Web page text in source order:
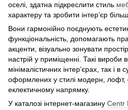
оселі, здатна підкреслити стиль
характеру та зробити інтер’єр
Вони гармонійно поєднують
функціональність, допомагають
акценти, візуально зонувати
настрій у приміщенні. Такі вироби
мінімалістичних інтер’єрах, так і в
оформлених у стилі модерн, лофт,
еклектичному напрямку.
У каталозі інтернет-магазину Centr